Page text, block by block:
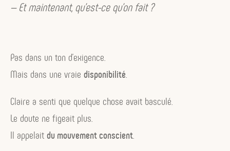
— Et maintenant, qu’est-ce qu’on fait ?
Pas dans un ton d’exigence.
Mais dans une vraie disponibilité.
Claire a senti que quelque chose avait basculé.
Le doute ne figeait plus.
Il appelait du mouvement conscient.